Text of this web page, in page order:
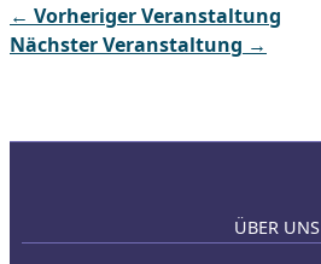
← Vorheriger Veranstaltung
Nächster Veranstaltung →
ÜBER UNS